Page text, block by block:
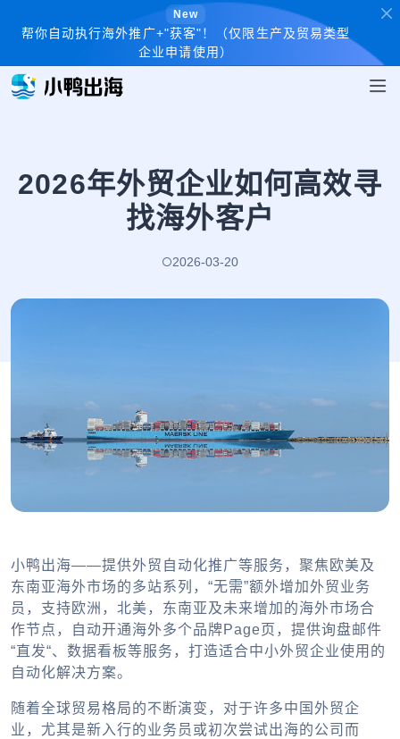
New
帮你自动执行海外推广+"获客"！（仅限生产及贸易类型
企业申请使用）
2026年外贸企业如何高效寻
找海外客户
2026-03-20
小鸭出海——提供外贸自动化推广等服务，聚焦欧美及
东南亚海外市场的多站系列，“无需”额外增加外贸业务
员，支持欧洲，北美，东南亚及未来增加的海外市场合
作节点，自动开通海外多个品牌Page页，提供询盘邮件
“直发“、数据看板等服务，打造适合中小外贸企业使用的
自动化解决方案。
随着全球贸易格局的不断演变，对于许多中国外贸企
业，尤其是新入行的业务员或初次尝试出海的公司而